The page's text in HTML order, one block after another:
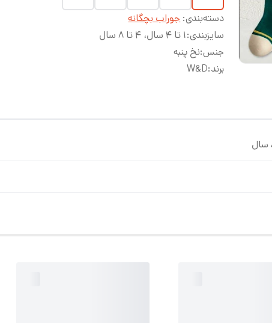
دسته‌بندی:جوراب بچگانه
سایزبندی:1 تا 4 سال، 4 تا 8 سال
جنس:نخ پنبه
برند:
W&D